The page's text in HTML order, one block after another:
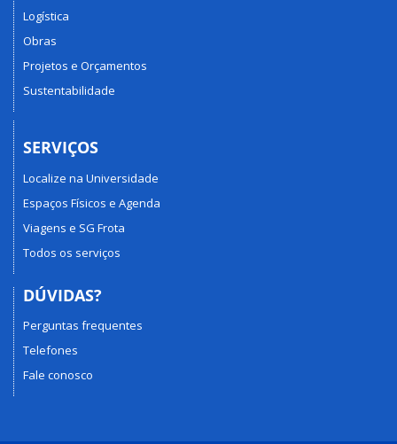
Logística
Obras
Projetos e Orçamentos
Sustentabilidade
SERVIÇOS
Localize na Universidade
Espaços Físicos e Agenda
Viagens e SG Frota
Todos os serviços
DÚVIDAS?
Perguntas frequentes
Telefones
Fale conosco